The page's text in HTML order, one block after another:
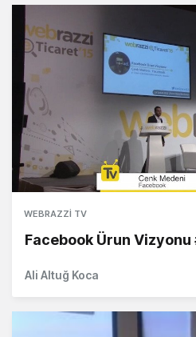
WEBRAZZI TV
Facebook Ürun
Ali Altuğ Koca